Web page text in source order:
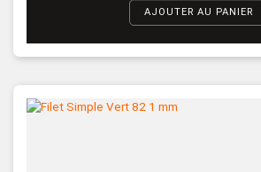
AJOUTER AU PANIER